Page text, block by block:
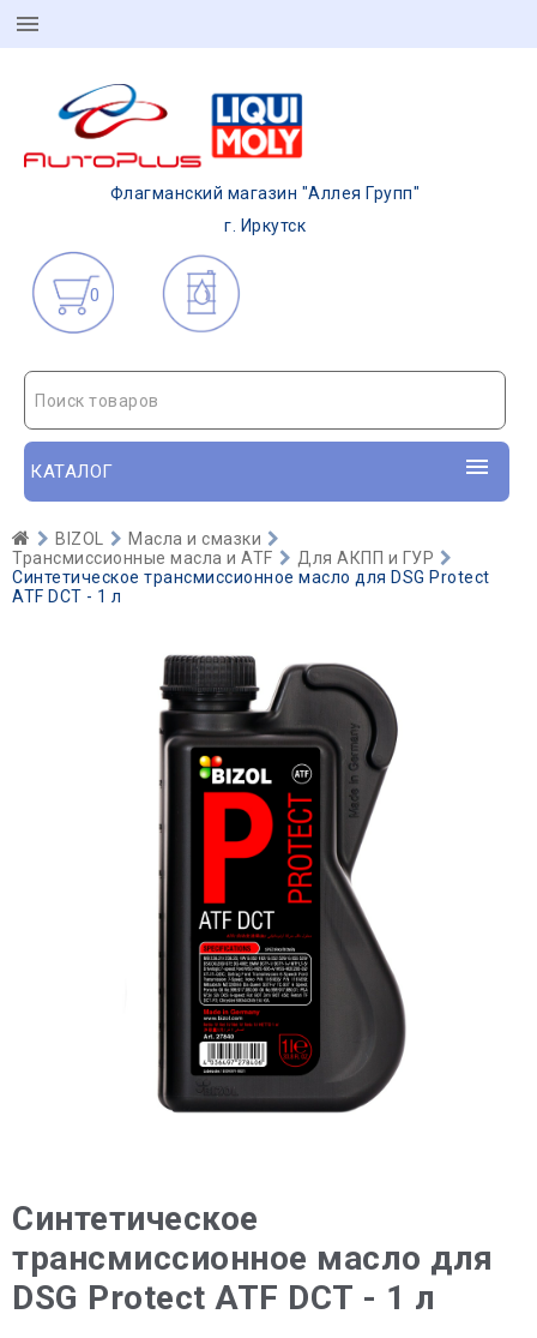
Флагманский магазин "Аллея Групп"
г. Иркутск
0
Поиск товаров
КАТАЛОГ
BIZOL
Масла и смазки
Трансмиссионные масла и ATF
Для АКПП и ГУР
Синтетическое трансмиссионное масло для DSG Protect
ATF DCT - 1 л
Синтетическое
трансмиссионное масло для
DSG Protect ATF DCT - 1 л